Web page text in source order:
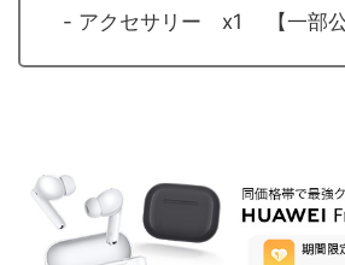
- アクセサリー x1 【一部